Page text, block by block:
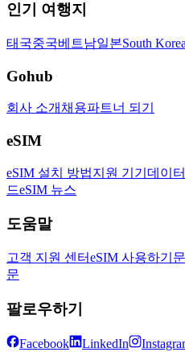
인기 여행지
태국중국베트남일본South Korea
Gohub
회사 소개 채용파트너 되기
eSIM
eSIM 설치 방법지원 기기 데이
드eSIM 뉴스
도움말
고객 지원 센터eSIM 사용하기
문
팔로우하기
Facebook LinkedIn